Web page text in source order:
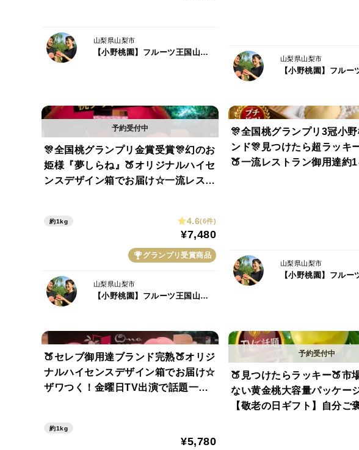
※
山梨県山梨市
【小野桃園】フルーツ王国山梨ブランド
山梨県山梨市
🎊全国桃グランプリ金賞受賞🎊幻のお
姫様『夢しらね』🍑オリジナルハイセ
ンスデザイン箱でお届け☆一流レスト
【夏ギフト】【7月下旬予約】
約1kg 4.6(6件)
¥7,480
グランプリ受賞商品
山梨県山梨市
【小野桃園】フルーツ王国山梨ブランド
🎊全国桃グランプリ3冠小野
ンド🎊見つけたら超ラッキ
🍑一流レストラン御用達約
山梨県山梨市
🍑セレブ御用達ブランド完熟🍑オリジ
ナルハイセンスデザイン箱でお届け☆
ザワつく！金曜日TV出演で話題一流
【先着300名】【8月予約】
約1kg
¥5,780
🍑見つけたらラッキー🍑市
ない黄金桃大容量パッケー
【敬老の日ギフト】自分ご